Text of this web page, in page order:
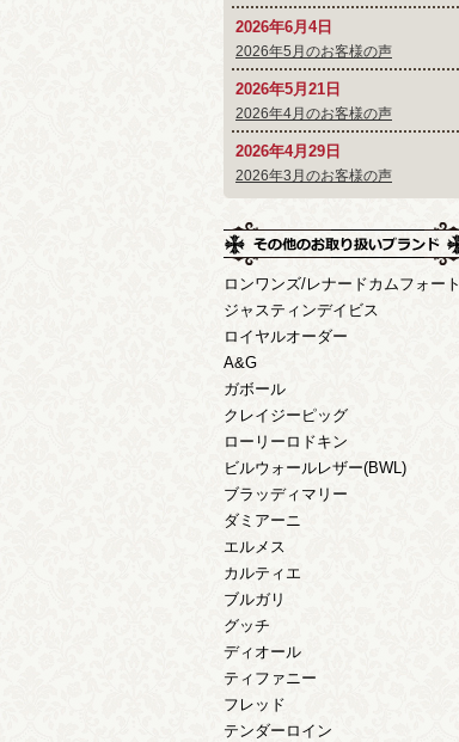
2026年6月4日
2026年5月のお客様の声
2026年5月21日
2026年4月のお客様の声
2026年4月29日
2026年3月のお客様の声
ロンワンズ/レナードカムフォート
ジャスティンデイビス
ロイヤルオーダー
A&G
ガボール
クレイジーピッグ
ローリーロドキン
ビルウォールレザー(BWL)
ブラッディマリー
ダミアーニ
エルメス
カルティエ
ブルガリ
グッチ
ディオール
ティファニー
フレッド
テンダーロイン